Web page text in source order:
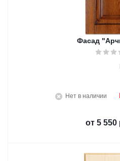
Фасад
Нет в наличии
от 5 550